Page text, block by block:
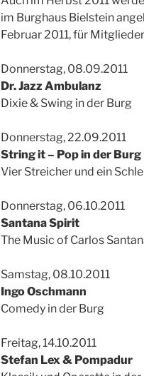
im Burghaus Bielstein
Februar 2011, für
Donnerstag, 08.09.2011
Dr. Jazz Ambulanz
Dixie & Swing in der Burg
Donnerstag, 22.09.2011
String it – Pop in der Burg
Vier Streicher und ein
Donnerstag, 06.10.2011
Santana Spirit
The Music of Carlos
Samstag, 08.10.2011
Ingo Oschmann
Comedy in der Burg
Freitag, 14.10.2011
Stefan Lex & Pompadur